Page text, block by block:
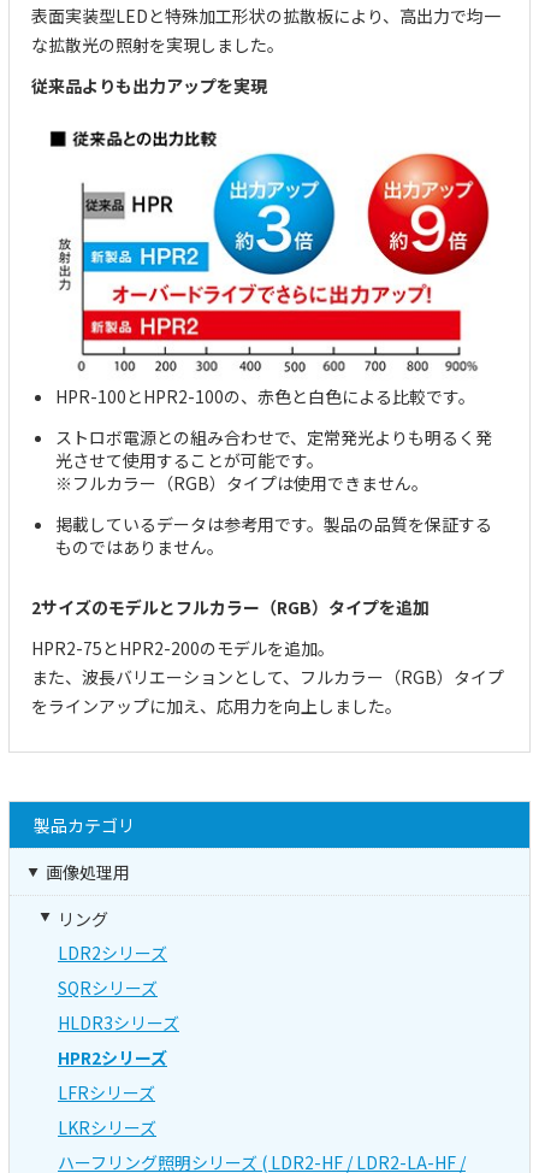
表面実装型LEDと特殊加工形状の拡散板により、高出力で均一
な拡散光の照射を実現しました。
従来品よりも出力アップを実現
HPR-100とHPR2-100の、赤色と白色による比較です。
ストロボ電源との組み合わせで、定常発光よりも明るく発
光させて使用することが可能です。
※フルカラー（RGB）タイプは使用できません。
掲載しているデータは参考用です。製品の品質を保証する
ものではありません。
2サイズのモデルとフルカラー（RGB）タイプを追加
HPR2-75とHPR2-200のモデルを追加。
また、波長バリエーションとして、フルカラー（RGB）タイプ
をラインアップに加え、応用力を向上しました。
製品カテゴリ
画像処理用
リング
LDR2シリーズ
SQRシリーズ
HLDR3シリーズ
HPR2シリーズ
LFRシリーズ
LKRシリーズ
ハーフリング照明シリーズ ( LDR2-HF / LDR2-LA-HF /